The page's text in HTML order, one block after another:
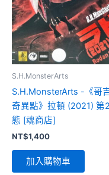
S.H.MonsterArts
S.H.MonsterArts -《哥
奇異點》拉頓 (2021) 第
態 [魂商店]
NT$1,400
加入購物車